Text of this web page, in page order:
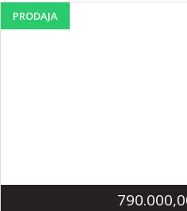
PRODAJA